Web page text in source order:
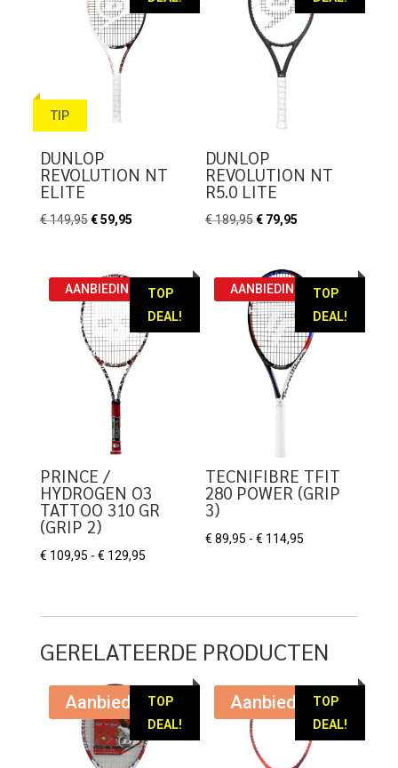
TIP
DUNLOP
REVOLUTION NT
ELITE
€149,95 Oorspronkelijke
€ 149,95.
€59,95Huidige
€ 59,95.
DUNLOP
REVOLUTION NT
R5.0 LITE
€189,95Oorspronkelijke
€ 189,95.
€ 79,95
€ 79,95.
TOP
DEAL!
AANBIEDING!
PRINCE /
HYDROGEN O3
TATTOO 310 GR
(GRIP 2)
€ 109,95 - € 129,95Prijsklasse:
TOP
DEAL!
AANBIEDING!
TECNIFIBRE TFIT
280 POWER (GRIP
3)
€ 89,95 - € 114,95
GERELATEERDE PRODUCTEN
TOP
DEAL!
Aanbieding!
TOP
DEAL!
Aanbieding!